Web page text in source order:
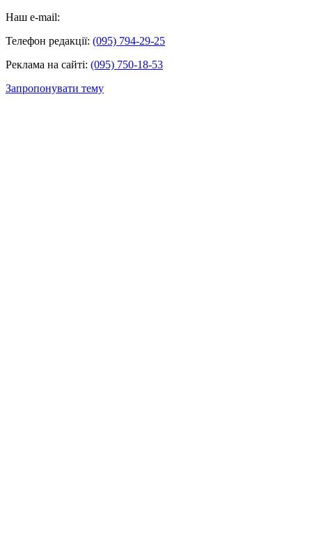
Наш e-mail:
Телефон редакції: (095) 794-29-25
Реклама на сайті: (095) 750-18-53
Запропонувати тему